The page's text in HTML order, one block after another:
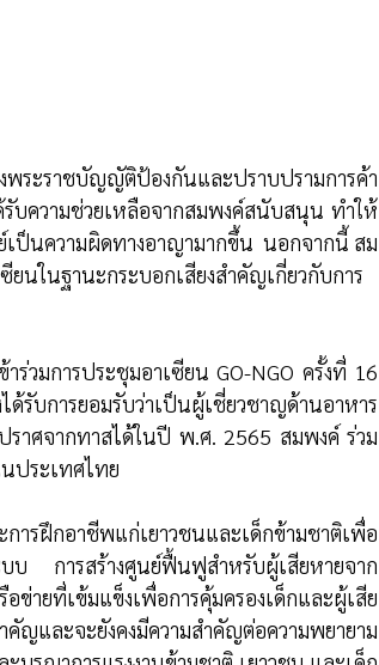
พระราชบัญญัติป้องกันและปราบปรามการค้า
บความช่วยเหลือจากสมพงค์สนับสนุน ทำให้
นความผิดทางอาญามากขึ้น  นอกจากนี้ สม
นในฐานะกระบอกเสียงสำคัญเกี่ยวกับการ
ร่วมการประชุมอาเซียน GO-NGO ครั้งที่ 16
รับการยอมรับว่าเป็นผู้เชี่ยวชาญด้านอาหาร
ราศจากทาสได้ในปี พ.ศ. 2565 สมพงค์ ร่วม
ประเทศไทย
ารฝึกอาชีพแก่เยาวชนและเด็กข้ามชาติเพื่อ
บบ การสร้างศูนย์ฟื้นฟูสำหรับผู้เสียหายจาก
ข่ายที่เข้มแข็งเพื่อการคุ้มครองเด็กและผู้เสีย
ญและจะยังคงมีความสำคัญต่อความพยายาม